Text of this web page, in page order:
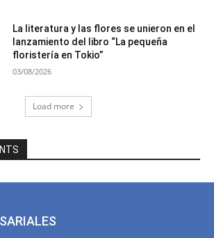
La literatura y las flores se unieron en el
lanzamiento del libro “La pequeña
floristería en Tokio”
03/08/2026
Load more